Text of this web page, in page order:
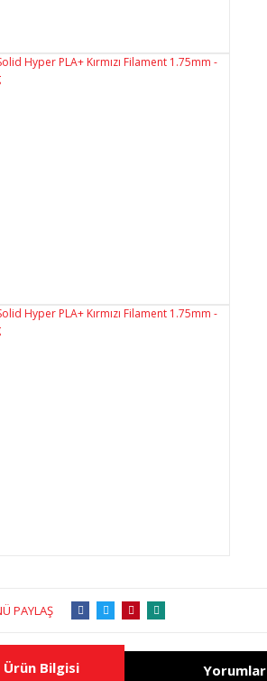
PAYLAŞ
Ürün Bilgisi Yorumlar